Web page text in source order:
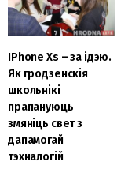
ІPhone Xs – за ідэю.
Як гродзенскія
школьнікі
прапануюць
змяніць свет з
дапамогай
тэхналогій